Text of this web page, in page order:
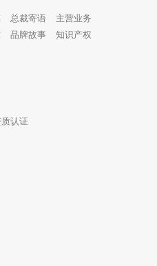
总裁寄语
主营业务
品牌故事
知识产权
质认证